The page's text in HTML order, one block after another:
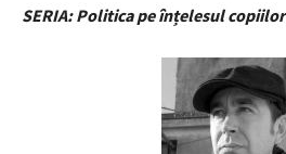
SERIA: Politica pe înțelesul copiilor